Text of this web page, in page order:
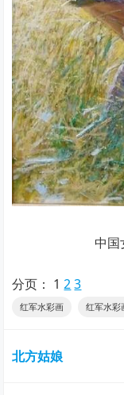
中
分页： 1 2 3
红军水彩画 红军水彩
北方姑娘